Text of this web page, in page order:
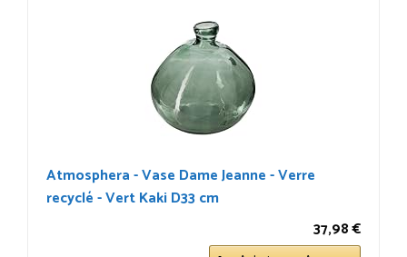
Atmosphera - Vase Dame Jeanne - Verre
recyclé - Vert Kaki D33 cm
37,98 €